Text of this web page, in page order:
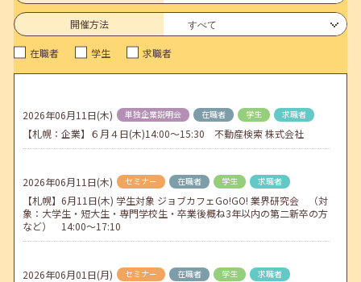
2026年05月01日(金) jobcafeからのお知らせ
連休前後（ゴールデンウィーク）のメールキャリア・アドバイス対応
についてのお知らせ
2026年04月02日(木) jobcafeからのお知らせ
開催方法
在職者 学生 求職者
2026年06月11日(木) 単独企業説明会 在職者 学生 求職者
【札幌：企業】６月４日(木)14:00～15:30 不動産検索 株式会社
2026年06月11日(木) セミナー 在職者 学生 求職者
【札幌】6月11日(木) 学生対象 ジョブカフェGo!GO! 業界研究会 （対
象：大学生・短大生・専門学校生・卒業後概ね3年以内の第二新卒の方
など） 14:00～17:10
2026年06月01日(月) セミナー 在職者 学生 求職者